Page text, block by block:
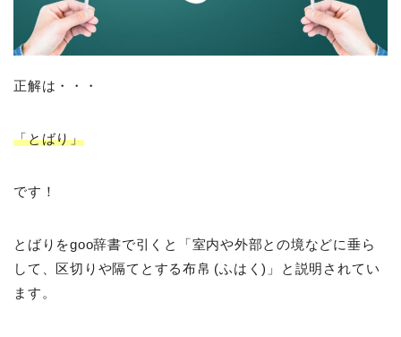
正解は・・・
「とばり」
です！
とばりをgoo辞書で引くと「室内や外部との境などに垂ら
して、区切りや隔てとする布帛 (ふはく)」と説明されてい
ます。